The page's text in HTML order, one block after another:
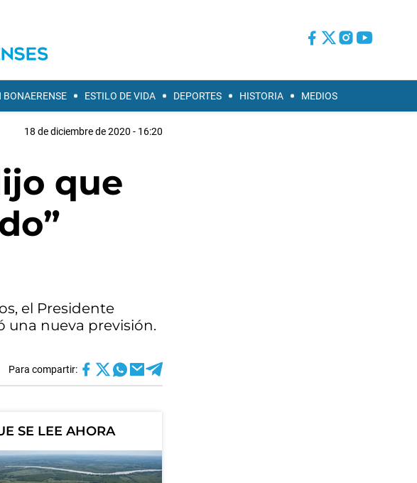
BONAERENSE ESTILO DE VIDA DEPORTES HISTORIA MEDIOS
18 de diciembre de 2020 - 16:20
que
el Presidente
una nueva previsión.
Para compartir:
SE LEE AHORA